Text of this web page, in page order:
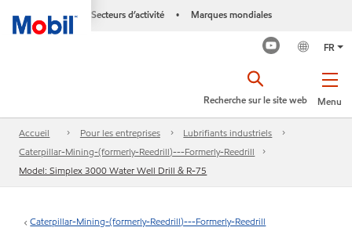
Secteurs d’activité • Marques mondiales
FR
Menu
Recherche sur le site web
Accueil Pour les entreprises
Lubrifiants industriels
Caterpillar-Mining-(formerly-Reedrill)---Formerly-Reedrill
Model: Simplex 3000 Water Well Drill & R-75
Caterpillar-Mining-(formerly-Reedrill)---Formerly-Reedrill